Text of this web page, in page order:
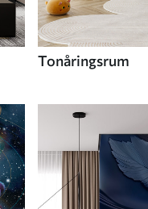
Tonåringsrum